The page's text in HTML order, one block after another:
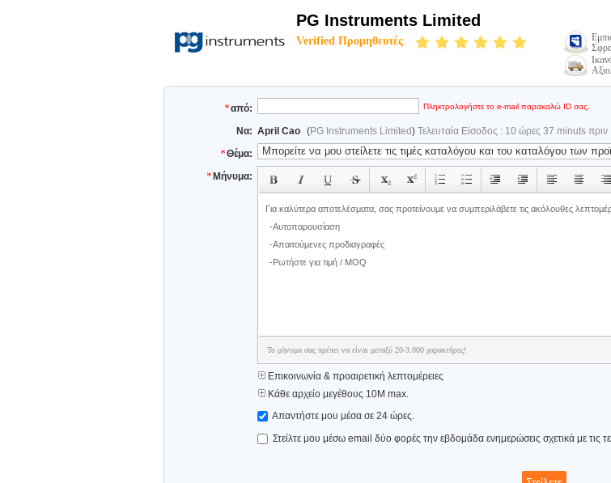
PG Instruments Limited
Verified Προμηθευτές
από: Πληκτρολογήστε το e-mail παρακαλώ ID σας.
Να: April Cao (PG Instruments Limited) Τελευταία Είσοδος : 10 ώρες 37 minuts πριν
Θέμα:
Μήνυμα:
Το μήνυμα σας πρέπει να είναι μεταξύ 20-3.000 χαρακτήρες!
Επικοινωνία & προαιρετική λεπτομέρειες
Κάθε αρχείο μεγέθους 10M max.
Απαντήστε μου μέσα σε 24 ώρες.
Στείλτε μου μέσω email δύο φορές την εβδομάδα ενημερώσεις σχετικά με τις